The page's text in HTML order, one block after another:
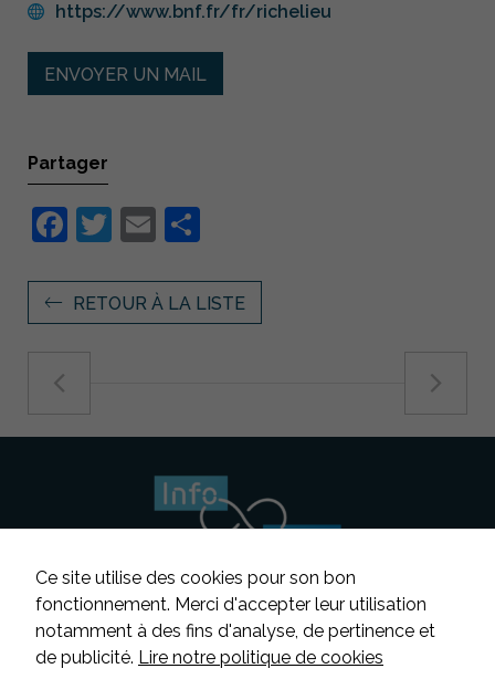
https://www.bnf.fr/fr/richelieu
ENVOYER UN MAIL
Partager
Facebook
Twitter
Email
RETOUR À LA LISTE
Suivez-nous
Ce site utilise des cookies pour son bon
fonctionnement. Merci d'accepter leur utilisation
notamment à des fins d'analyse, de pertinence et
de publicité. Lire notre politique de cookies